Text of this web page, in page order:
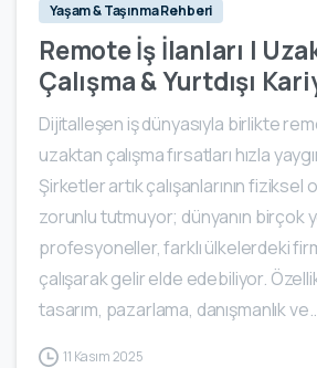
Yaşam & Taşınma Rehberi
Remote İş İlanları |
Çalışma & Yurtdışı
Dijitalleşen iş dünyasıyla birlikte
uzaktan çalışma fırsatları hızla
Şirketler artık çalışanlarının fiziksel
zorunlu tutmuyor; dünyanın birçok
profesyoneller, farklı ülkelerdeki
çalışarak gelir elde edebiliyor.
tasarım, pazarlama, danışmanlık
11 Kasım 2025